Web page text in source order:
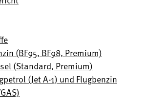
(BF95, BF98, Premium)
(Standard, Premium)
(Jet A-1) und Flugbenzin